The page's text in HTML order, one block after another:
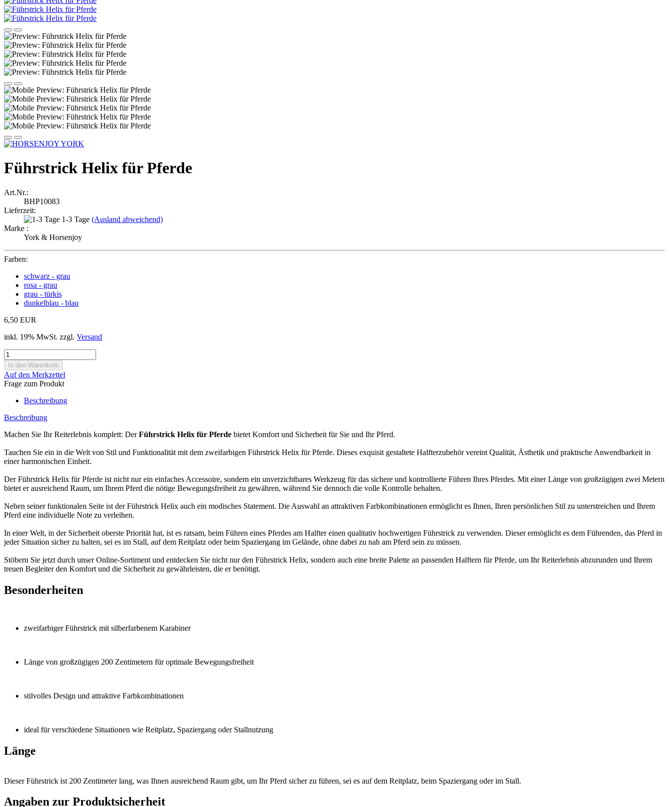
Führstrick Helix für Pferde
Art.Nr.:
BHP10083
Lieferzeit:
1-3 Tage (Ausland abweichend)
Marke :
York & Horsenjoy
Farben:
schwarz - grau
rosa - grau
grau - türkis
dunkelblau - blau
6,50 EUR
inkl. 19% MwSt. zzgl. Versand
Auf den Merkzettel
Frage zum Produkt
Beschreibung
Beschreibung
Machen Sie Ihr Reiterlebnis komplett: DerFührstrick Helix für Pferde bietet Komfort und Sicherheit für Sie und Ihr Pferd.
Tauchen Sie ein in die Welt von Stil und Funktionalität mit dem zweifarbigen Führstrick Helix für Pferde. Dieses exquisit gestaltete Halfterzubehör vereint Qualität, Ästhetik und praktische Anwendbarkeit in
einer harmonischen Einheit.
Der Führstrick Helix für Pferde ist nicht nur ein einfaches Accessoire, sondern ein unverzichtbares Werkzeug für das sichere und kontrollierte Führen Ihres Pferdes. Mit einer Länge von großzügigen zwei Metern
bietet er ausreichend Raum, um Ihrem Pferd die nötige Bewegungsfreiheit zu gewähren, während Sie dennoch die volle Kontrolle behalten.
Neben seiner funktionalen Seite ist der Führstrick Helix auch ein modisches Statement. Die Auswahl an attraktiven Farbkombinationen ermöglicht es Ihnen, Ihren persönlichen Stil zu unterstreichen und Ihrem
Pferd eine individuelle Note zu verleihen.
In einer Welt, in der Sicherheit oberste Priorität hat, ist es ratsam, beim Führen eines Pferdes am Halfter einen qualitativ hochwertigen Führstrick zu verwenden. Dieser ermöglicht es dem Führenden, das Pferd in
jeder Situation sicher zu halten, sei es im Stall, auf dem Reitplatz oder beim Spaziergang im Gelände, ohne dabei zu nah am Pferd sein zu müssen.
Stöbern Sie jetzt durch unser Online-Sortiment und entdecken Sie nicht nur den Führstrick Helix, sondern auch eine breite Palette an passenden Halftern für Pferde, um Ihr Reiterlebnis abzurunden und Ihrem
treuen Begleiter den Komfort und die Sicherheit zu gewährleisten, die er benötigt.
Besonderheiten
zweifarbiger Führstrick mit silberfarbenem Karabiner
Länge von großzügigen 200 Zentimetern für optimale Bewegungsfreiheit
stilvolles Design und attraktive Farbkombinationen
ideal für verschiedene Situationen wie Reitplatz, Spaziergang oder Stallnutzung
Länge
Dieser Führstrick ist 200 Zentimeter lang, was Ihnen ausreichend Raum gibt, um Ihr Pferd sicher zu führen, sei es auf dem Reitplatz, beim Spaziergang oder im Stall.
Angaben zur Produktsicherheit